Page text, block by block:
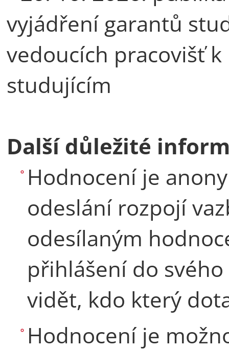
vyjádření garantů
vedoucích pracovišť
studujícím
Další důležité
Hodnocení je
odeslání rozpojí
odesílaným
přihlášení do
vidět, kdo který
Hodnocení je